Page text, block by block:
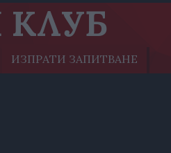
ИЗПРАТИ ЗАПИТВАНЕ